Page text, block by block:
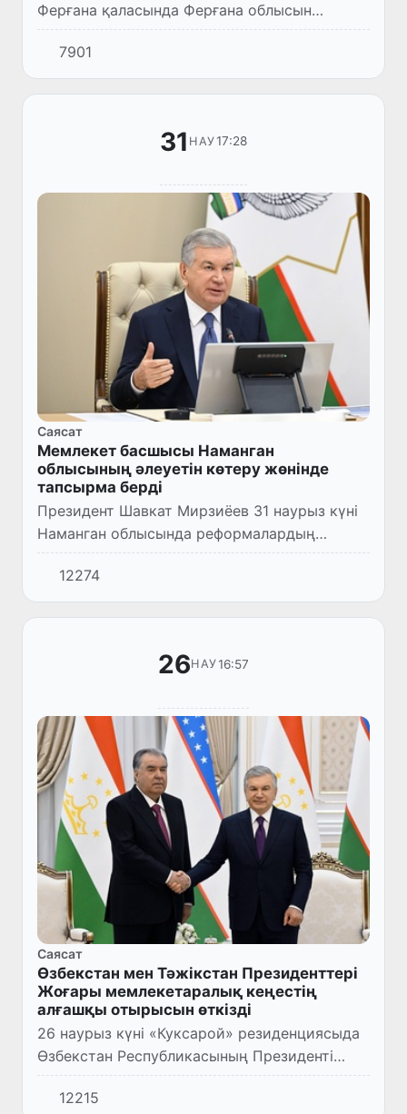
Ферғана қаласында Ферғана облысын
әлеуметтік-экономикалық тұрғыдан дамыту
мәселелері бойынша жиналыс өткізді.
7901
31 НАУ17:28
Саясат
Мемлекет басшысы Наманган
облысының әлеуетін көтеру жөнінде
тапсырма берді
Президент Шавкат Мирзиёев 31 наурыз күні
Наманган облысында реформалардың
тиімділігі және алда орындалатын басым
міндеттерге арналған жиын өткізді.
12274
26НАУ16:57
Саясат
Өзбекстан мен Тәжікстан Президенттері
Жоғары мемлекетаралық кеңестің
алғашқы отырысын өткізді
26 наурыз күні «Куксарой» резиденциясыда
Өзбекстан Республикасының Президенті
Шавкат Мирзиёев пен Тәжікстан
Республикасының Президенті Эмомали
12215